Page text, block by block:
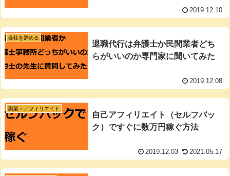
2019.12.10
会社を辞める
退職代行は弁護士か民間業者どち
らがいいのか専門家に聞いてみた
2019.12.08
副業・アフィリエイト
自己アフィリエイト（セルフバッ
ク）ですぐに数万円稼ぐ方法
2019.12.03 2021.05.17